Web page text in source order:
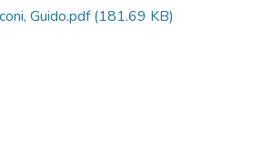
Guido.pdf(181.69 KB)